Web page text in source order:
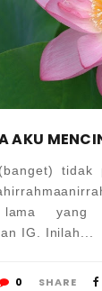
AKU
yang
IG. Inilah...
0 SHARE